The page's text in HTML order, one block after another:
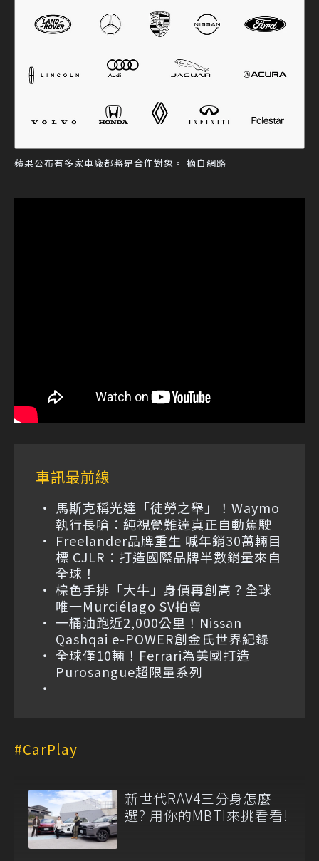
蘋果公布有多家車廠都將是合作對象。 摘自網路
車訊最前線
馬斯克稱光達「徒勞之舉」！Waymo
執行長嗆：純視覺難達真正自動駕駛
Freelander品牌重生 喊年銷30萬輛目
標 CJLR：打造國際品牌半數銷量來自
全球！
棕色手排「大牛」身價再創高？全球
唯一Murciélago SV拍賣
一桶油跑近2,000公里！Nissan
Qashqai e-POWER創金氏世界紀錄
全球僅10輛！Ferrari為美國打造
Purosangue超限量系列
CarPlay
新世代RAV4三分身怎麼
選? 用你的MBTI來挑看看!